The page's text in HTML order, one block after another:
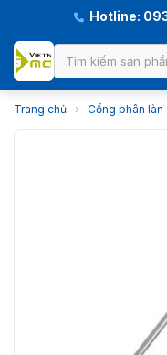
Hotline:
Trang chủ › Cổng phân làn